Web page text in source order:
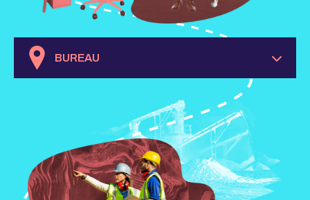
BUREAU